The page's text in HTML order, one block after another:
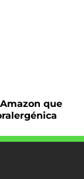
que